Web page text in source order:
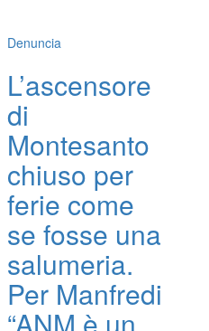
Denuncia
L’ascensore
di
Montesanto
chiuso per
ferie come
se fosse una
salumeria.
Per Manfredi